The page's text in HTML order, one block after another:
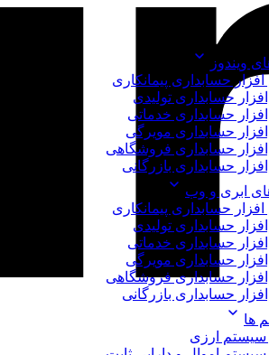
ویندوز
حسابداری پیمانکاری
حسابداری تولیدی
حسابداری خدماتی
حسابداری مویرگی
حسابداری فروشگاهی
حسابداری بازرگانی
ابری و وب
افزار حسابداری پیمانکاری
حسابداری تولیدی
حسابداری خدماتی
حسابداری مویرگی
حسابداری فروشگاهی
حسابداری بازرگانی
ها
سیستم ارزی